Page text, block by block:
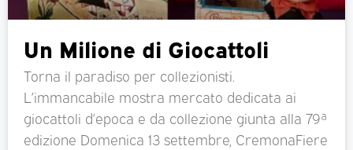
Un Milione di Giocattoli
Torna il paradiso per collezionisti.
L’immancabile mostra mercato dedicata ai
giocattoli d’epoca e da collezione giunta alla 79ª
edizione Domenica 13 settembre, CremonaFiere